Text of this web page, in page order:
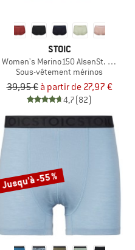
STOIC
Women's Merino150 AlsenSt. Hipster
Sous-vêtement mérinos
39,95 € à partir de 27,97 €
4,7(82)
Jusqu'à -55 %